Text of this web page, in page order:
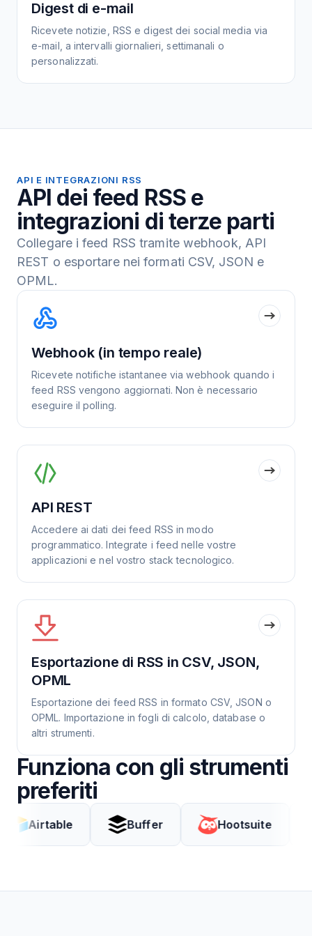
Digest di e-mail
Ricevete notizie, RSS e digest dei social media via
e-mail, a intervalli giornalieri, settimanali o
personalizzati.
API E INTEGRAZIONI RSS
API dei feed RSS e
integrazioni di terze parti
Collegare i feed RSS tramite webhook, API
REST o esportare nei formati CSV, JSON e
OPML.
Webhook (in tempo reale)
Ricevete notifiche istantanee via webhook quando i
feed RSS vengono aggiornati. Non è necessario
eseguire il polling.
API REST
Accedere ai dati dei feed RSS in modo
programmatico. Integrate i feed nelle vostre
applicazioni e nel vostro stack tecnologico.
Esportazione di RSS in CSV, JSON,
OPML
Esportazione dei feed RSS in formato CSV, JSON o
OPML. Importazione in fogli di calcolo, database o
altri strumenti.
Funziona con gli strumenti
preferiti
Buffer Hootsuite